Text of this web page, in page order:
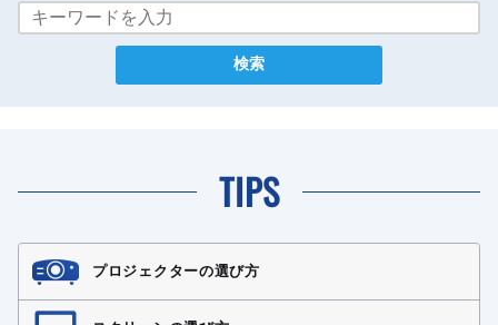
TIPS
プロジェクターの選び方